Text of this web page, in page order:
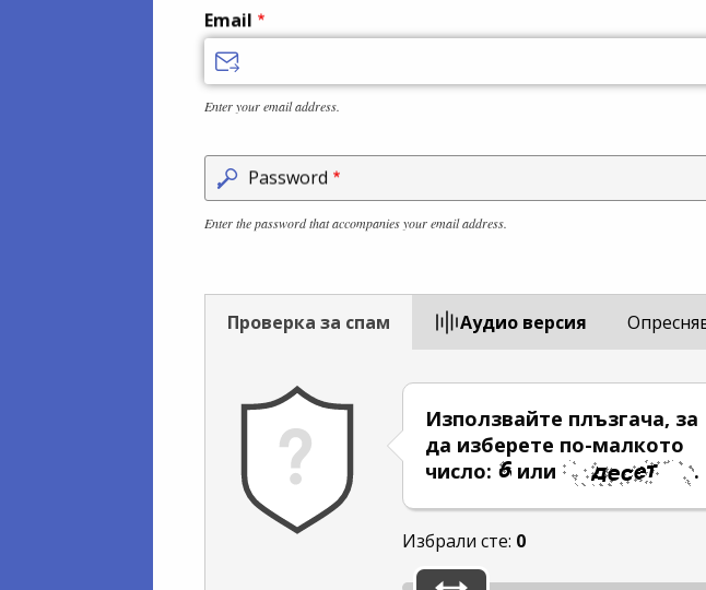
Email
Enter your email address.
Password
Enter the password that accompanies your email address.
Проверка за спам Aудио версия
Използвайте плъзгача, за
да изберете по-малкото
число:
или .
Избрали сте: 0